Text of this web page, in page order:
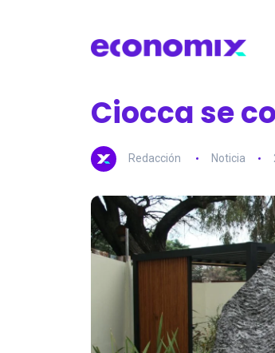
Ciocca se
Redacción Noticia